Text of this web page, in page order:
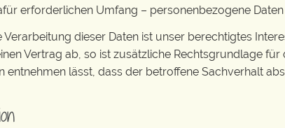
erforderlichen Umfang – personenbezogene
dieser Daten ist unser berechtigtes
Vertrag ab, so ist zusätzliche Rechtsgrundlage
entnehmen lässt, dass der betroffene Sachverhalt